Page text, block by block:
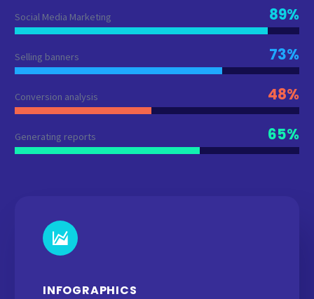
Social Media Marketing 89%
Selling banners 73%
Conversion analysis 48%
Generating reports 65%
INFOGRAPHICS